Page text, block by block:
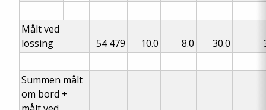
Målt ved
lossing
54 479 10.0 8.0 30.0
Summen målt
om bord +